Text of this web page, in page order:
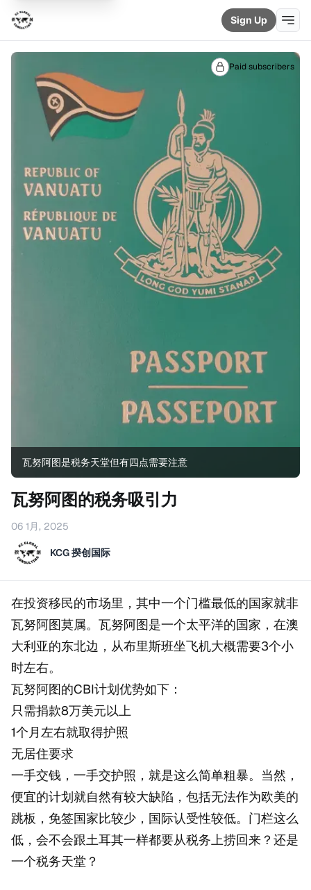
Sign Up
瓦努阿图是税务天堂但有四点需要注意
Paid subscribers
瓦努阿图的税务吸引力
06 1月, 2025
KCG 揆创国际
在投资移民的市场里，其中一个门槛最低的国家就非
瓦努阿图莫属。瓦努阿图是一个太平洋的国家，在澳
大利亚的东北边，从布里斯班坐飞机大概需要3个小
时左右。
瓦努阿图的CBI计划优势如下：
只需捐款8万美元以上
1个月左右就取得护照
无居住要求
一手交钱，一手交护照，就是这么简单粗暴。当然，
便宜的计划就自然有较大缺陷，包括无法作为欧美的
跳板，免签国家比较少，国际认受性较低。门栏这么
低，会不会跟土耳其一样都要从税务上捞回来？还是
一个税务天堂？